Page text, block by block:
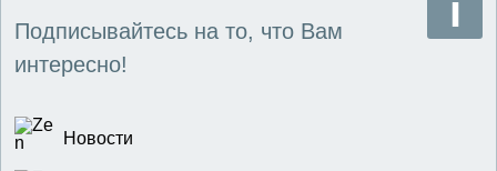
Подписывайтесь на то, что Вам
интересно!
Новости